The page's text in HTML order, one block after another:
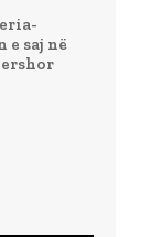
saj në